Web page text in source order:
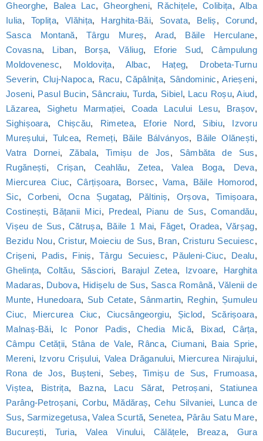
Gheorghe, Balea Lac,Gheorgheni, Răchițele,Colibița, Alba
Iulia, Toplița,Vlăhița, Harghita-Băi, Sovata, Beliș, Corund,
Sasca Montană,Târgu Mureș, Arad, Băile Herculane,
Covasna, Liban, Borșa,Văliug, Eforie Sud,Câmpulung
Moldovenesc, Moldovița, Albac, Hațeg, Drobeta-Turnu
Severin, Cluj-Napoca, Racu,Căpâlnița, Sândominic,Arieșeni,
Joseni, Pasul Bucin, Sâncraiu, Turda, Sibiel, Lacu Roșu,Aiud,
Lăzarea, Sighetu Marmației,Coada Lacului Lesu, Brașov,
Sighișoara,Chișcău, Rimetea, Eforie Nord, Sibiu, Izvoru
Mureșului, Tulcea, Remeți, Băile Bálványos, Băile Olănești,
Vatra Dornei,Zăbala, Timișu de Jos, Sâmbăta de Sus,
Rugănești,Crișan, Ceahlău,Zetea,Valea Boga, Deva,
Miercurea Ciuc,Cârțișoara, Borsec, Vama, Băile Homorod,
Sic,Corbeni, Ocna Șugatag, Păltiniș, Orșova, Timișoara,
Costinești, Bățanii Mici, Predeal, Pianu de Sus,Comandău,
Vișeu de Sus, Cătrușa, Băile 1 Mai, Făget, Oradea, Vărșag,
Bezidu Nou,Cristur, Moieciu de Sus, Bran, Cristuru Secuiesc,
Crișeni, Padis, Finiș,Târgu Secuiesc, Păuleni-Ciuc, Dealu,
Ghelința,Coltău, Săsciori, Barajul Zetea, Izvoare, Harghita
Madaras, Dubova, Hidișelu de Sus, Sasca Română, Vălenii de
Munte, Hunedoara, Sub Cetate, Sânmartin, Reghin, Șumuleu
Ciuc, Miercurea Ciuc, Ciucsângeorgiu, Șiclod, Scărișoara,
Malnaș-Băi, Ic Ponor Padis,Chedia Mică, Bixad,Cârța,
Câmpu Cetății, Stâna de Vale, Rânca,Ciumani, Baia Sprie,
Mereni, Izvoru Crișului, Valea Drăganului, Miercurea Nirajului,
Rona de Jos, Bușteni, Sebeș, Timișu de Sus, Frumoasa,
Viștea, Bistrița, Bazna, Lacu Sărat, Petroșani, Statiunea
Parâng-Petroșani, Corbu, Mădăraș, Cehu Silvaniei, Lunca de
Sus, Sarmizegetusa,Valea Scurtă, Senetea, Pârâu Satu Mare,
București, Turia, Valea Vinului, Călățele, Breaza, Gura